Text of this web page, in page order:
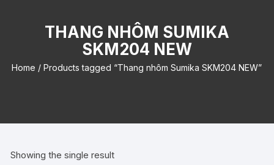
THANG NHÔM SUMIKA
SKM204 NEW
Home / Products tagged “Thang nhôm Sumika SKM204 NEW”
Showing the single result